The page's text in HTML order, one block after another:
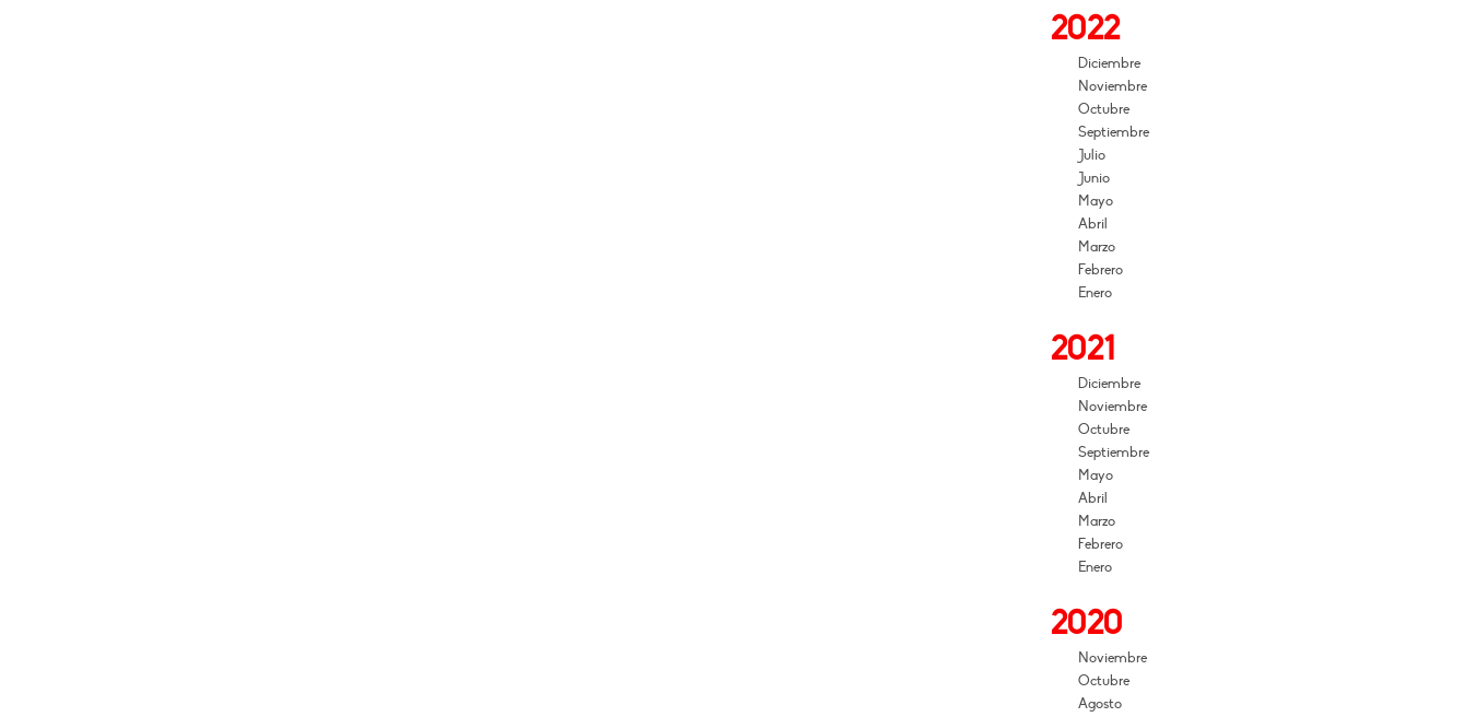
2022
Diciembre
Noviembre
Octubre
Septiembre
Julio
Junio
Mayo
Abril
Marzo
Febrero
Enero
2021
Diciembre
Noviembre
Octubre
Septiembre
Mayo
Abril
Marzo
Febrero
Enero
2020
Noviembre
Octubre
Agosto